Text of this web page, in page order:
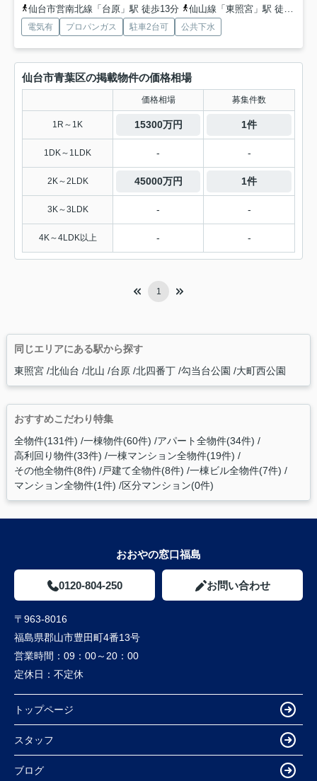
仙台市営南北線「台原」駅 徒歩13分
仙山線「東照宮」駅 徒歩14分
電気有 プロパンガス 駐車2台可 公共下水
仙台市青葉区の掲載物件の価格相場
価格相場 募集件数
1R～1K 15300万円 1件
1DK～1LDK - -
2K～2LDK 45000万円 1件
3K～3LDK - -
4K～4LDK以上 - -
1
同じエリアにある駅から探す
東照宮 北仙台 北山 台原 北四番丁 勾当台公園 大町西公園
おすすめこだわり特集
全物件(131件) 一棟物件(60件) アパート全物件(34件)
高利回り物件(33件) 一棟マンション全物件(19件)
その他全物件(8件) 戸建て全物件(8件) 一棟ビル全物件(7件)
マンション全物件(1件) 区分マンション(0件)
おおやの窓口福島
0120-804-250 お問い合わせ
〒963-8016
福島県郡山市豊田町4番13号
営業時間： 09：00～20：00
定休日： 不定休
トップページ
スタッフ
ブログ